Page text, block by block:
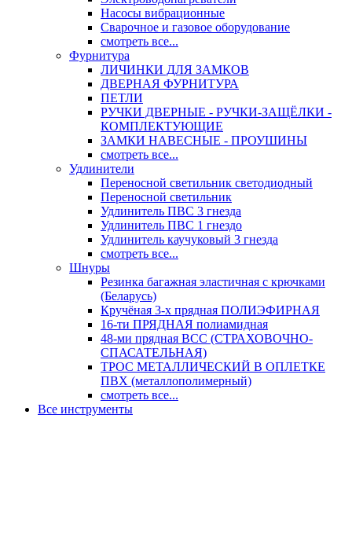
Насосы вибрационные
Сварочное и газовое оборудование
смотреть все...
Фурнитура
ЛИЧИНКИ ДЛЯ ЗАМКОВ
ДВЕРНАЯ ФУРНИТУРА
ПЕТЛИ
РУЧКИ ДВЕРНЫЕ - РУЧКИ-ЗАЩЁЛКИ -
КОМПЛЕКТУЮЩИЕ
ЗАМКИ НАВЕСНЫЕ - ПРОУШИНЫ
смотреть все...
Удлинители
Переносной светильник светодиодный
Переносной светильник
Удлинитель ПВС 3 гнезда
Удлинитель ПВС 1 гнездо
Удлинитель каучуковый 3 гнезда
смотреть все...
Шнуры
Резинка багажная эластичная с крючками
(Беларусь)
Кручёная 3-х прядная ПОЛИЭФИРНАЯ
16-ти ПРЯДНАЯ полиамидная
48-ми прядная ВСС (СТРАХОВОЧНО-
СПАСАТЕЛЬНАЯ)
ТРОС МЕТАЛЛИЧЕСКИЙ В ОПЛЕТКЕ
ПВХ (металлополимерный)
смотреть все...
Все инструменты